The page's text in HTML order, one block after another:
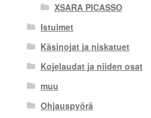
XSARA PICASSO
Istuimet
Käsinojat ja niskatuet
Kojelaudat ja niiden osat
muu
Ohjauspyörä